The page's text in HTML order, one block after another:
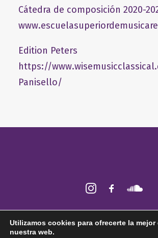
Cátedra de composición 2020-
Edition Peters
https://
Panisello/
Política decookies
Utilizamos cookies para ofrecerte la mejor
nuestra web.